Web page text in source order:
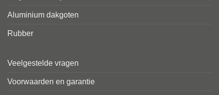
Aluminium dakgoten
Rubber
Veelgestelde vragen
Voorwaarden en garantie